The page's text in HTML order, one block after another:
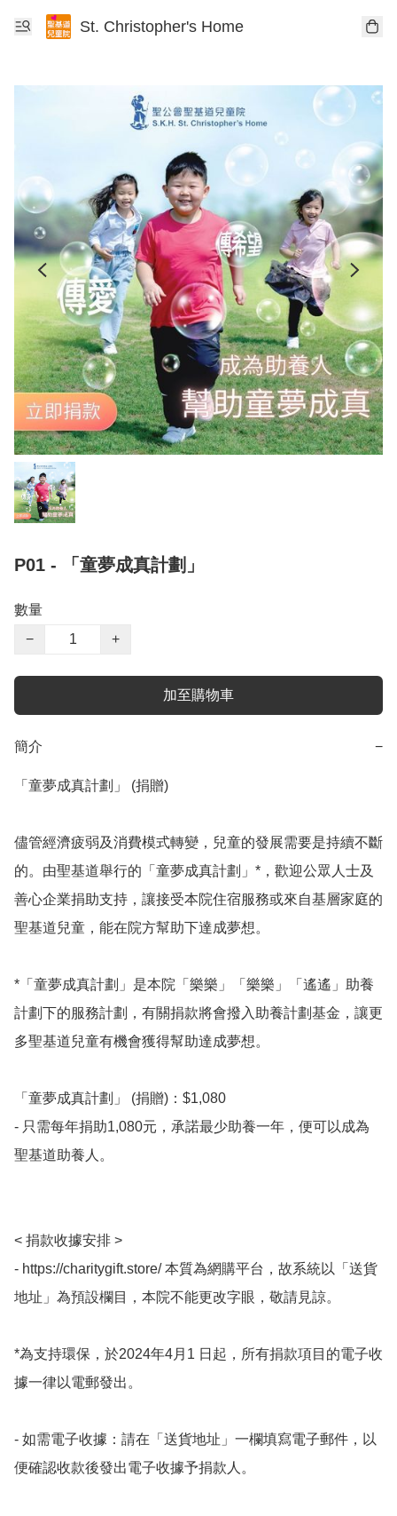
St. Christopher's Home
P01 - 「童夢成真計劃」
數量
−
+
加至購物車
簡介 −
「童夢成真計劃」 (捐贈)
儘管經濟疲弱及消費模式轉變，兒童的發展需要是持續不斷
的。由聖基道舉行的「童夢成真計劃」*，歡迎公眾人士及
善心企業捐助支持，讓接受本院住宿服務或來自基層家庭的
聖基道兒童，能在院方幫助下達成夢想。
*「童夢成真計劃」是本院「樂樂」「樂樂」「遙遙」助養
計劃下的服務計劃，有關捐款將會撥入助養計劃基金，讓更
多聖基道兒童有機會獲得幫助達成夢想。
「童夢成真計劃」 (捐贈)：$1,080
- 只需每年捐助1,080元，承諾最少助養一年，便可以成為
聖基道助養人。
< 捐款收據安排 >
- https://charitygift.store/ 本質為網購平台，故系統以「送貨
地址」為預設欄目，本院不能更改字眼，敬請見諒。
*為支持環保，於2024年4月1 日起，所有捐款項目的電子收
據一律以電郵發出。
- 如需電子收據：請在「送貨地址」一欄填寫電子郵件，以
便確認收款後發出電子收據予捐款人。